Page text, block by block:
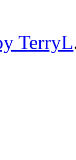
TerryL